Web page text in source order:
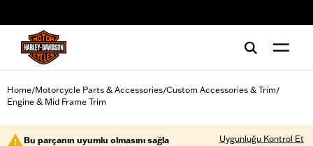
Home/Motorcycle Parts & Accessories/Custom Accessories & Trim/
Engine & Mid Frame Trim
Bu parçanın uyumlu olmasını sağla Uygunluğu Kontrol Et